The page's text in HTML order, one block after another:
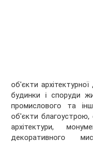
об'єкти
будинки і споруди
промислового та
об'єкти благоустрою,
архітектури,
декоративного